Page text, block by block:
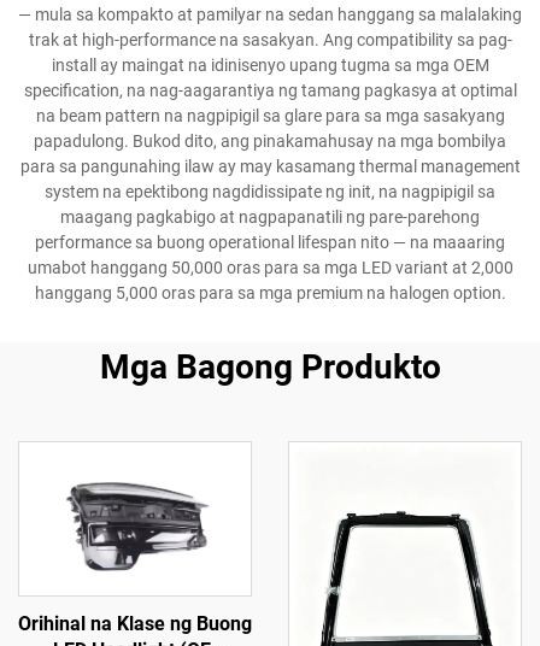
— mula sa kompakto at pamilyar na sedan hanggang sa malalaking
trak at high-performance na sasakyan. Ang compatibility sa pag-
install ay maingat na idinisenyo upang tugma sa mga OEM
specification, na nag-aagarantiya ng tamang pagkasya at optimal
na beam pattern na nagpipigil sa glare para sa mga sasakyang
papadulong. Bukod dito, ang pinakamahusay na mga bombilya
para sa pangunahing ilaw ay may kasamang thermal management
system na epektibong nagdidissipate ng init, na nagpipigil sa
maagang pagkabigo at nagpapanatili ng pare-parehong
performance sa buong operational lifespan nito — na maaaring
umabot hanggang 50,000 oras para sa mga LED variant at 2,000
hanggang 5,000 oras para sa mga premium na halogen option.
Mga Bagong Produkto
Orihinal na Klase ng Buong